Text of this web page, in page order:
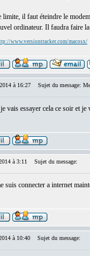
limite, il faut éteindre le
ordinateur. Il faudra faire
www.versiontracker.com/macosx/
à 16:27 Sujet du message:
vais essayer cela ce soir et
à 3:11 Sujet du message:
suis connecter a internet
à 10:40 Sujet du message: